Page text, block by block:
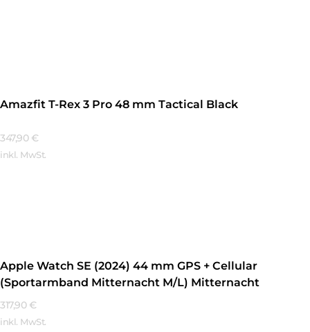
Amazfit T-Rex 3 Pro 48 mm Tactical Black
347,90 €
inkl. MwSt.
Apple Watch SE (2024) 44 mm GPS + Cellular
(Sportarmband Mitternacht M/L) Mitternacht
317,90 €
inkl. MwSt.